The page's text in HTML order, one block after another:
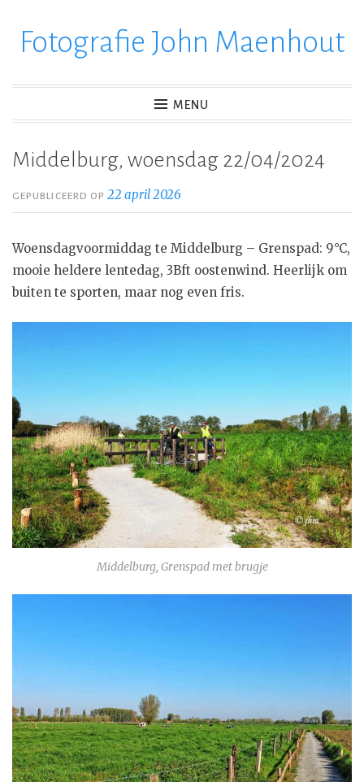
verderFotografie John Maenhout
MENU
Middelburg, woensdag 22/04/2024
GEPUBLICEERD OP22 april 2026
Woensdagvoormiddag te Middelburg – Grenspad: 9°C,
mooie heldere lentedag, 3Bft oostenwind. Heerlijk om
buiten te sporten, maar nog even fris.
Middelburg, Grenspad met brugje